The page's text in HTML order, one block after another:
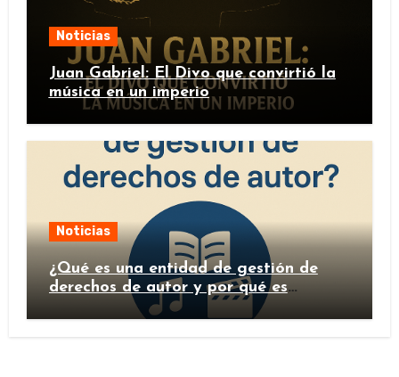
Noticias
Juan Gabriel: El Divo que convirtió la
música en un imperio
Noticias
¿Qué es una entidad de gestión de
derechos de autor y por qué es
importante?